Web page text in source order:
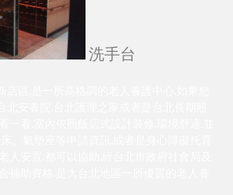
洗手台